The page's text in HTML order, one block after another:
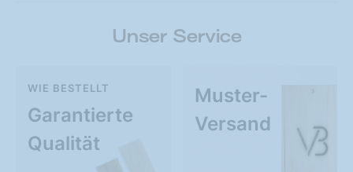
Unser Service
Garantierte
Qualität
WIE BESTELLT
Muster-
Versand